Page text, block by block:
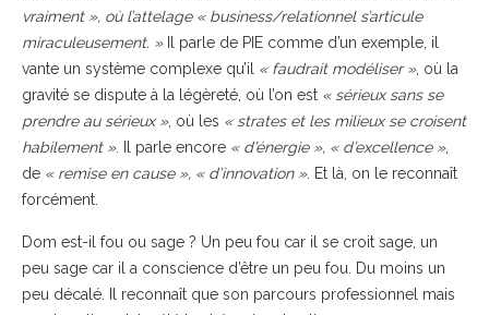
vraiment », où l’attelage « business/relationnel s’articule
miraculeusement. »
Il parle de PIE comme d’un exemple, il
vante un système complexe qu’il « faudrait modéliser », où la
gravité se dispute à la légèreté, où l’on est « sérieux sans se
prendre au sérieux », où les « strates et les milieux se croisent
habilement ». Il parle encore « d’énergie », « d’excellence »,
de « remise en cause », « d’innovation ». Et là, on le reconnaît
forcément.
Dom est-il fou ou sage ? Un peu fou car il se croit sage, un
peu sage car il a conscience d’être un peu fou. Du moins un
peu décalé. Il reconnaît que son parcours professionnel mais